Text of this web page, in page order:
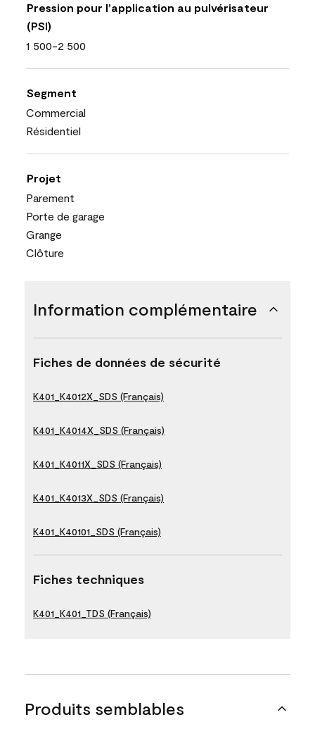
Pression pour l’application au pulvérisateur
(PSI)
1 500-2 500
Segment
Commercial
Résidentiel
Projet
Parement
Porte de garage
Grange
Clôture
Information complémentaire
Fiches de données de sécurité
K401_K4012X_SDS (Français)
K401_K4014X_SDS (Français)
K401_K4011X_SDS (Français)
K401_K4013X_SDS (Français)
K401_K40101_SDS (Français)
Fiches techniques
K401_K401_TDS (Français)
Produits semblables